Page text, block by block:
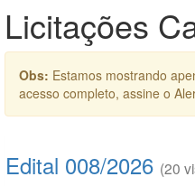
Licitações
Obs: Estamos mostrando
acesso completo, assine o
Edital 008/2026 (20